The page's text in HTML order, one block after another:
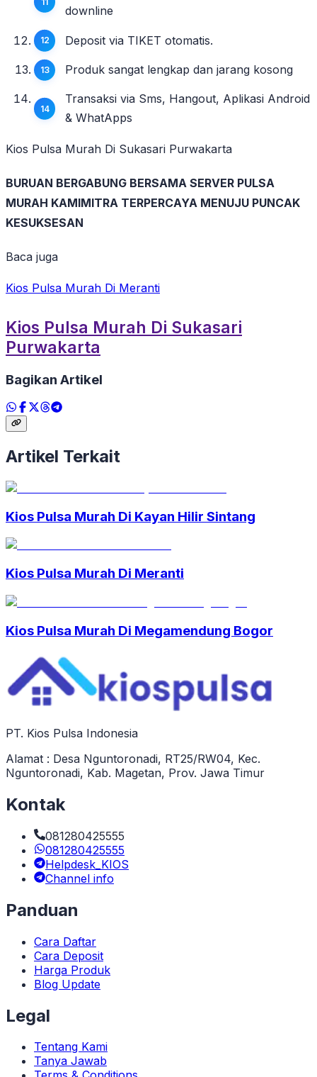
downline
Deposit via TIKET otomatis.
Produk sangat lengkap dan jarang kosong
Transaksi via Sms, Hangout, Aplikasi Android
& WhatApps
Kios Pulsa Murah Di Sukasari Purwakarta
BURUAN BERGABUNG BERSAMA SERVER PULSA
MURAH KAMIMITRA TERPERCAYA MENUJU PUNCAK
KESUKSESAN
Baca juga
Kios Pulsa Murah Di Meranti
Kios Pulsa Murah Di Sukasari
Purwakarta
Bagikan Artikel
Artikel Terkait
Kios Pulsa Murah Di Kayan Hilir Sintang
Kios Pulsa Murah Di Meranti
Kios Pulsa Murah Di Megamendung Bogor
PT. Kios Pulsa Indonesia
Alamat : Desa Nguntoronadi, RT25/RW04, Kec.
Nguntoronadi, Kab. Magetan, Prov. Jawa Timur
Kontak
081280425555
081280425555
Helpdesk_KIOS
Channel info
Panduan
Cara Daftar
Cara Deposit
Harga Produk
Blog Update
Legal
Tentang Kami
Tanya Jawab